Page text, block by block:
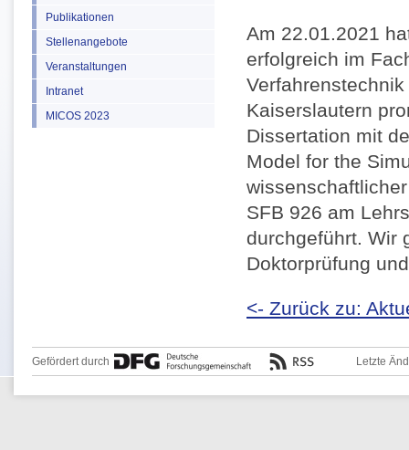
Publikationen
Stellenangebote
Veranstaltungen
Intranet
MICOS 2023
Am 22.01.2021
erfolgreich im
Kaiserslautern
Dissertation mit
Model for the
SFB 926 am
durchgeführt. Wir
Doktorprüfung
<- Zurück zu:
Gefördert durch Letzte